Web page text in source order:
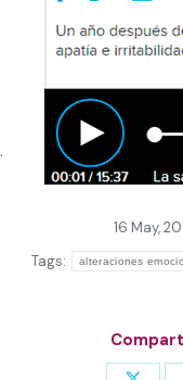
.
16 May,
Tags:
alteraciones